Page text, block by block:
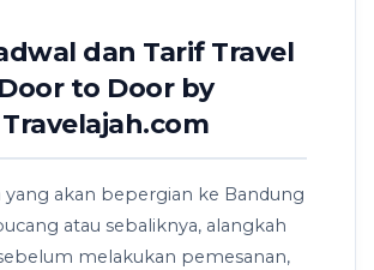
dan Tarif Travel
Door to Door by
Travelajah.com
yang akan bepergian ke Bandung
atau sebaliknya, alangkah
melakukan pemesanan,